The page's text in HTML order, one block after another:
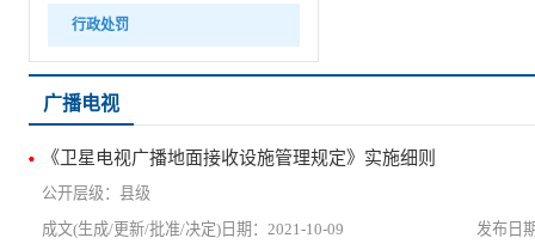
行政处罚
广播电视
《卫星电视广播地面接收设施管理规定》实施细则
县级
2021-10-09